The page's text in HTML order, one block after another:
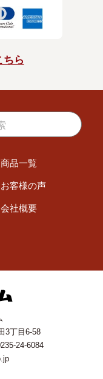
ちら
商品一覧
お客様の声
会社概要
3丁目6-58
24-6084